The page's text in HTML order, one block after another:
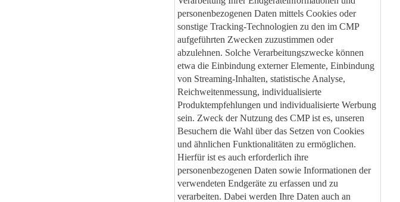
personenbezogenen Daten mittels Cookies oder
sonstige Tracking-Technologien zu den im CMP
aufgeführten Zwecken zuzustimmen oder
abzulehnen. Solche Verarbeitungszwecke können
etwa die Einbindung externer Elemente, Einbindung
von Streaming-Inhalten, statistische Analyse,
Reichweitenmessung, individualisierte
Produktempfehlungen und individualisierte Werbung
sein. Zweck der Nutzung des CMP ist es, unseren
Besuchern die Wahl über das Setzen von Cookies
und ähnlichen Funktionalitäten zu ermöglichen.
Hierfür ist es auch erforderlich ihre
personenbezogenen Daten sowie Informationen der
verwendeten Endgeräte zu erfassen und zu
verarbeiten. Dabei werden Ihre Daten auch an